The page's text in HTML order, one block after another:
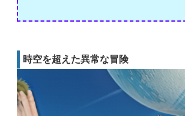
時空を超えた異常な冒険